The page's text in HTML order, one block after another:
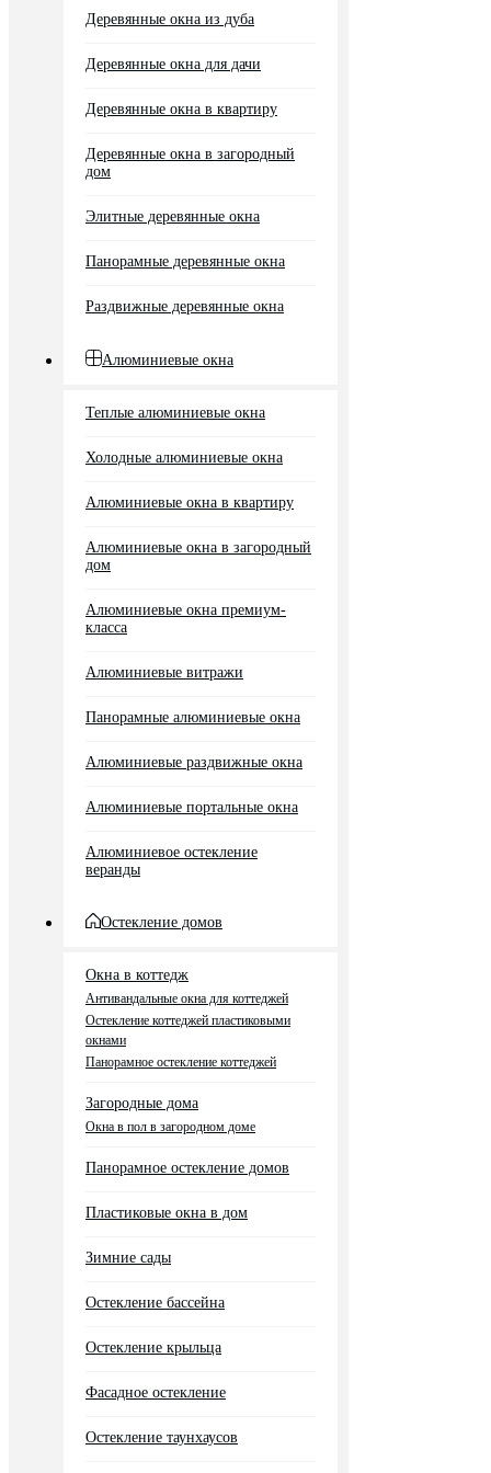
Деревянные окна из дуба
Деревянные окна для дачи
Деревянные окна в квартиру
Деревянные окна в загородный
дом
Элитные деревянные окна
Панорамные деревянные окна
Раздвижные деревянные окна
Алюминиевые окна
Теплые алюминиевые окна
Холодные алюминиевые окна
Алюминиевые окна в квартиру
Алюминиевые окна в загородный
дом
Алюминиевые окна премиум-
класса
Алюминиевые витражи
Панорамные алюминиевые окна
Алюминиевые раздвижные окна
Алюминиевые портальные окна
Алюминиевое остекление
веранды
Остекление домов
Окна в коттедж
Антивандальные окна для коттеджей
Остекление коттеджей пластиковыми
окнами
Панорамное остекление коттеджей
Загородные дома
Окна в пол в загородном доме
Панорамное остекление домов
Пластиковые окна в дом
Зимние сады
Остекление бассейна
Остекление крыльца
Фасадное остекление
Остекление таунхаусов